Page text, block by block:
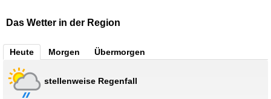
Das Wetter in der Region
Heute Morgen Übermorgen
stellenweise Regenfall